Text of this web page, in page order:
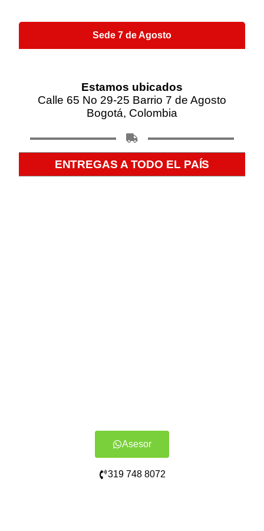
Sede 7 de Agosto
Estamos ubicados
Calle 65 No 29-25 Barrio 7 de Agosto
Bogotá, Colombia
ENTREGAS A TODO EL PAÍS
Asesor
319 748 8072